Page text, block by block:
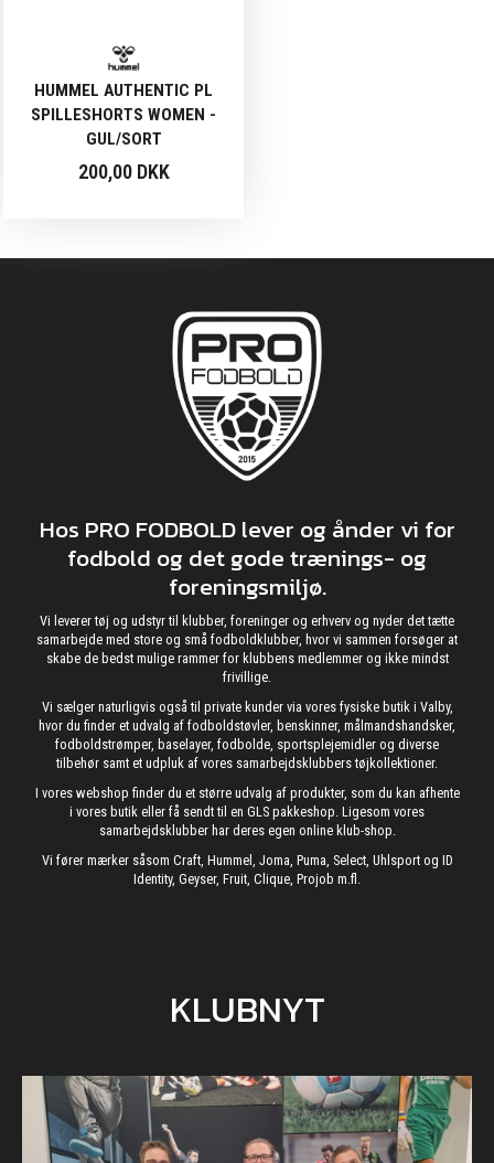
HUMMEL AUTHENTIC PL
SPILLESHORTS WOMEN -
GUL/SORT
200,00 DKK
Hos PRO FODBOLD lever og ånder vi for
fodbold og det gode trænings- og
foreningsmiljø.
Vi leverer tøj og udstyr til klubber, foreninger og erhverv og nyder det tætte
samarbejde med store og små fodboldklubber, hvor vi sammen forsøger at
skabe de bedst mulige rammer for klubbens medlemmer og ikke mindst
frivillige.
Vi sælger naturligvis også til private kunder via vores fysiske butik i Valby,
hvor du finder et udvalg af fodboldstøvler, benskinner, målmandshandsker,
fodboldstrømper, baselayer, fodbolde, sportsplejemidler og diverse
tilbehør samt et udpluk af vores samarbejdsklubbers tøjkollektioner.
I vores webshop finder du et større udvalg af produkter, som du kan afhente
i vores butik eller få sendt til en GLS pakkeshop. Ligesom vores
samarbejdsklubber har deres egen online klub-shop.
Vi fører mærker såsom Craft, Hummel, Joma, Puma, Select, Uhlsport og ID
Identity, Geyser, Fruit, Clique, Projob m.fl.
KLUBNYT